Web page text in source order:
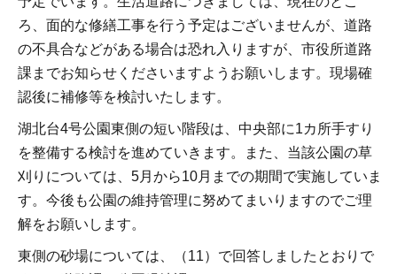
ろ、面的な修繕工事を行う予定はございませんが、道路
の不具合などがある場合は恐れ入りますが、市役所道路
課までお知らせくださいますようお願いします。現場確
認後に補修等を検討いたします。
湖北台4号公園東側の短い階段は、中央部に1カ所手すり
を整備する検討を進めていきます。また、当該公園の草
刈りについては、5月から10月までの期間で実施していま
す。今後も公園の維持管理に努めてまいりますのでご理
解をお願いします。
東側の砂場については、（11）で回答しましたとおりで